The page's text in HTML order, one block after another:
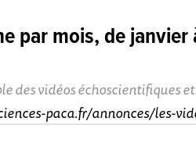
par mois, de
des vidéos échoscientifiques
paca.fr/annonces/les-